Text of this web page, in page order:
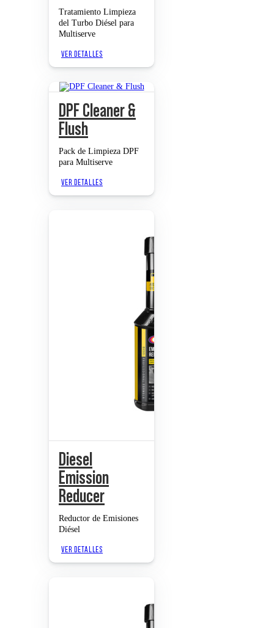
Tratamiento Limpieza
del Turbo Diésel para
Multiserve
VER DETALLES
DPF Cleaner &
Flush
Pack de Limpieza DPF
para Multiserve
VER DETALLES
Diesel
Emission
Reducer
Reductor de Emisiones
Diésel
VER DETALLES